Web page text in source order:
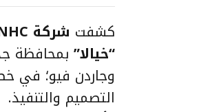
كشفت شركة NHC
“خيالا” بمحافظة
وجاردن فيو؛ في
التصميم والتنفيذ.